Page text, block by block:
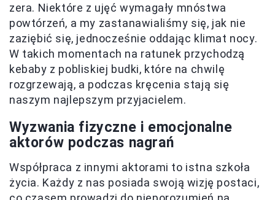
zera. Niektóre z ujęć wymagały mnóstwa
powtórzeń, a my zastanawialiśmy się, jak nie
zaziębić się, jednocześnie oddając klimat nocy.
W takich momentach na ratunek przychodzą
kebaby z pobliskiej budki, które na chwilę
rozgrzewają, a podczas kręcenia stają się
naszym najlepszym przyjacielem.
Wyzwania fizyczne i emocjonalne
aktorów podczas nagrań
Współpraca z innymi aktorami to istna szkoła
życia. Każdy z nas posiada swoją wizję postaci,